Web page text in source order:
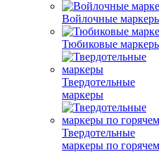
Войлочные
Тюбиковые
Твердотельные
маркеры
Твердотельные
маркеры по